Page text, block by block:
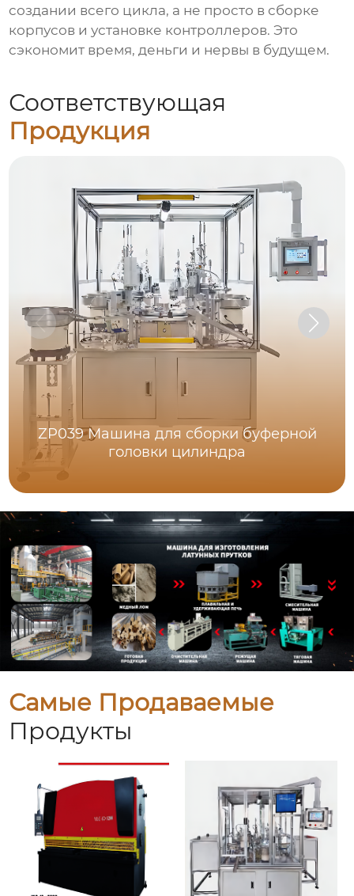
создании всего цикла, а не просто в сборке
корпусов и установке контроллеров. Это
сэкономит время, деньги и нервы в будущем.
Соответствующая
Продукция
ZP039 Машина для сборки буферной
головки цилиндра
Самые Продаваемые
Продукты